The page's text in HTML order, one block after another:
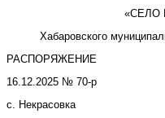
«СЕЛО
Хабаровского
РАСПОРЯЖЕНИЕ
16.12.2025 № 70-р
с. Некрасовка